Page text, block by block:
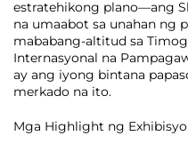
estratehikong plano—ang
na umaabot sa unahan ng
mababang-altitud sa Timog
Internasyonal na
ay ang iyong bintana
merkado na ito.
Mga Highlight ng